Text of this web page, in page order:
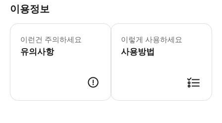
이용정보
이런건 주의하세요
유의사항
다른 쿠폰, 우대권, 할인등과 병용할
이렇게 사용하세요
사용방법